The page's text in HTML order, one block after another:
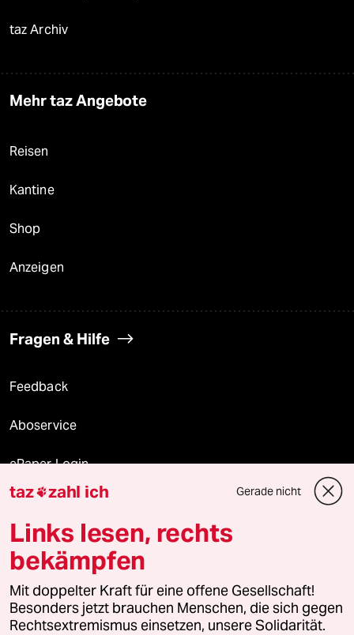
taz Archiv
Mehr taz Angebote
Reisen
Kantine
Shop
Anzeigen
Fragen & Hilfe
Feedback
Aboservice
ePaper Login
Downloads für Abonnierende
© 2026 taz Verlags und Vertriebs GmbH
Alle Rechte vorbehalten. Bei rechtlichen Fragen oder für Genehmigungen
wenden Sie sich bitte an
lizenzen@taz.de
taz zahl ich Gerade nicht
Links lesen, rechts
bekämpfen
Mit doppelter Kraft für eine offene Gesellschaft!
Besonders jetzt brauchen Menschen, die sich gegen
Rechtsextremismus einsetzen, unsere Solidarität.